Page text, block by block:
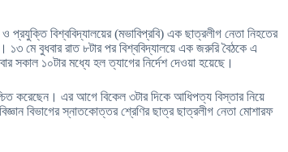
ও প্রযুক্তি বিশ্ববিদ্যালয়ের (মভাবিপ্রবি) এক ছাত্রলীগ নেতা নিহতের
১৩ মে বুধবার রাত ৮টার পর বিশ্ববিদ্যালয়ে এক জরুরি বৈঠকে এ
সকাল ১০টার মধ্যে হল ত্যাগের নির্দেশ দেওয়া হয়েছে।
করেছেন। এর আগে বিকেল ৩টার দিকে আধিপত্য বিস্তার নিয়ে
বিভাগের স্নাতকোত্তর শ্রেণির ছাত্র ছাত্রলীগ নেতা মোশারফ